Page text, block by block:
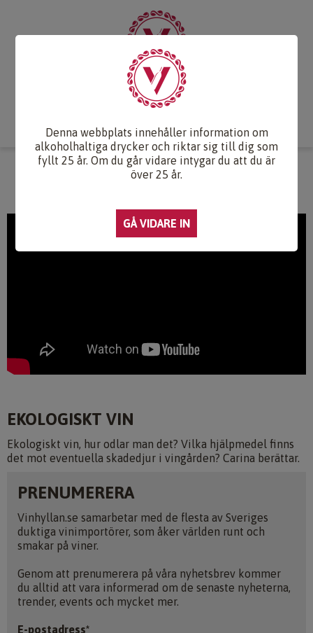
Druvlexikon
Webb-TV Om oss
WEBB-TV
EKOLOGISKT VIN
Ekologiskt vin, hur odlar man det? Vilka hjälpmedel finns
det mot eventuella skadedjur i vingården? Carina berättar.
PRENUMERERA
Vinhyllan.se samarbetar med de flesta av Sveriges
duktiga vinimportörer, som åker världen runt och
smakar på viner.
Genom att prenumerera på våra nyhetsbrev kommer
du alltid att vara informerad om de senaste nyheterna,
trender, events och mycket mer.
E-postadress*
Denna webbplats innehåller information om
alkoholhaltiga drycker och riktar sig till dig som
fyllt 25 år. Om du går vidare intygar du att du är
över 25 år.